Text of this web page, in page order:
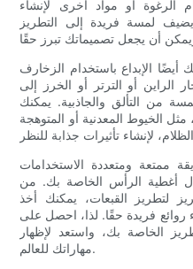
الرغوة أو مواد أخرى لإنشاء
لمسة فريدة إلى التطريز
أيضًا الإبداع باستخدام الزخارف
الراين أو الترتر أو الخرز إلى
من التألق والجاذبية. يمكنك
الخيوط المعدنية أو المتوهجة
ممتعة ومتعددة الاستخدامات
أغطية الرأس الخاصة بك. من
لتطريز القبعات، يمكنك أخذ
روائع فريدة حقًا. لذا، احصل على
الخاصة بك، واستعد لإظهار
مهاراتك للعالم.